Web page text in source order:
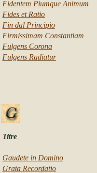
Fidentem Piumque Animum
Fides et Ratio
Fin dal Principio
Firmissimam Constantiam
Fulgens Corona
Fulgens Radiatur
Titre
Gaudete in Domino
Grata Recordatio